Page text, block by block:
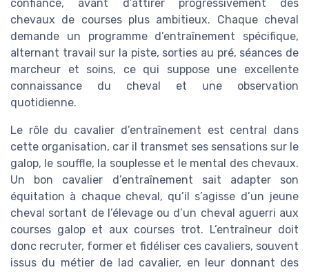
confiance, avant d’attirer progressivement des
chevaux de courses plus ambitieux. Chaque cheval
demande un programme d’entraînement spécifique,
alternant travail sur la piste, sorties au pré, séances de
marcheur et soins, ce qui suppose une excellente
connaissance du cheval et une observation
quotidienne.
Le rôle du cavalier d’entraînement est central dans
cette organisation, car il transmet ses sensations sur le
galop, le souffle, la souplesse et le mental des chevaux.
Un bon cavalier d’entraînement sait adapter son
équitation à chaque cheval, qu’il s’agisse d’un jeune
cheval sortant de l’élevage ou d’un cheval aguerri aux
courses galop et aux courses trot. L’entraîneur doit
donc recruter, former et fidéliser ces cavaliers, souvent
issus du métier de lad cavalier, en leur donnant des